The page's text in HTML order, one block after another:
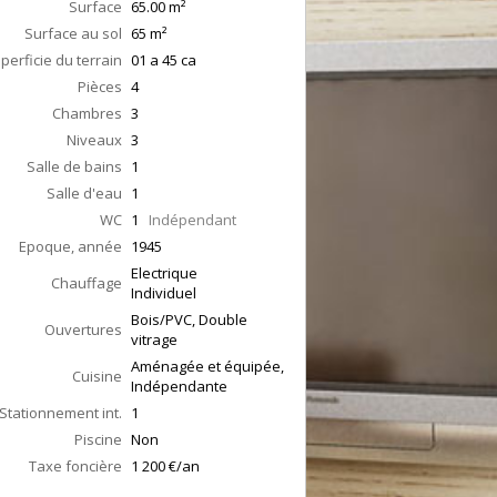
Surface 65.00m²
Surface au sol 65 m²
du terrain 01 a 45 ca
Pièces 4
Chambres 3
Niveaux 3
Salle de bains 1
Salle d'eau 1
WC 1 Indépendant
Epoque, année 1945
Chauffage Electrique
Individuel
Ouvertures Bois/PVC, Double
vitrage
Cuisine Aménagée et équipée,
Indépendante
Stationnement int. 1
Piscine Non
Taxe foncière 1 200 €/an